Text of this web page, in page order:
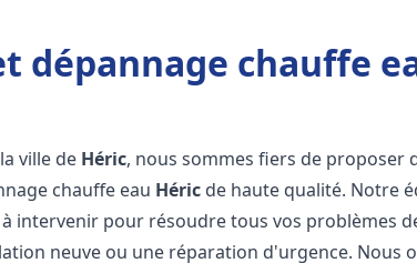
dépannage chauffe
ville de Héric, nous sommes fiers de proposer
chauffe eau Héric de haute qualité. Notre
intervenir pour résoudre tous vos problèmes
neuve ou une réparation d'urgence. Nous